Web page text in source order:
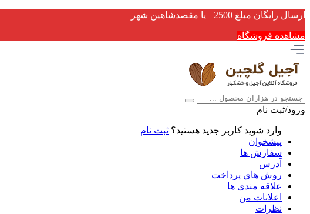
ارسال رایگان مبلغ 2500+ یا مقصدشاهین شهر
مشاهده فروشگاه
ورود/ثبت نام
وارد شوید کاربر جدید هستید؟ ثبت نام
پیشخوان
سفارش ها
آدرس
روش هاي پرداخت
علاقه مندی ها
اعلانات من
نظرات